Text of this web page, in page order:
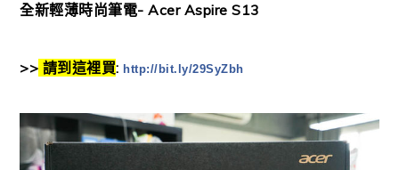
全新輕薄時尚筆電- Acer Aspire S13
>> 請到這裡買: http://bit.ly/29SyZbh